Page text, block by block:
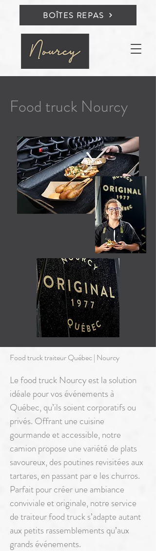
BOÎTES REPAS
Food truck Nourcy
Food truck traiteur Québec | Nourcy
Le food truck Nourcy est la solution
idéale pour vos événements à
Québec, qu’ils soient corporatifs ou
privés. Offrant une cuisine
gourmande et accessible, notre
camion propose une variété de plats
savoureux, des poutines revisitées aux
tartares, en passant par e les churros.
Parfait pour créer une ambiance
conviviale et originale, notre service
de traiteur food truck s’adapte autant
aux petits rassemblements qu’aux
grands événements.